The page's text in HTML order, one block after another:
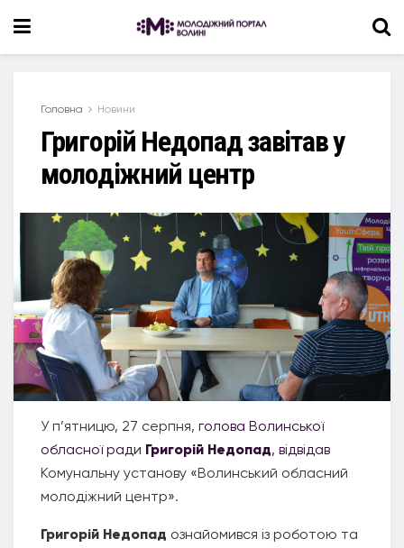
Головна Новини
Григорій Недопад завітав у
молодіжний центр
У п’ятницю, 27 серпня, голова Волинської
обласної ради Григорій Недопад, відвідав
Комунальну установу «Волинський обласний
молодіжний центр».
Григорій Недопад ознайомився із роботою та